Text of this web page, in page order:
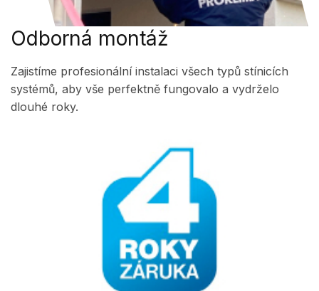
Odborná montáž
Zajistíme profesionální instalaci všech typů stínicích
systémů, aby vše perfektně fungovalo a vydrželo
dlouhé roky.